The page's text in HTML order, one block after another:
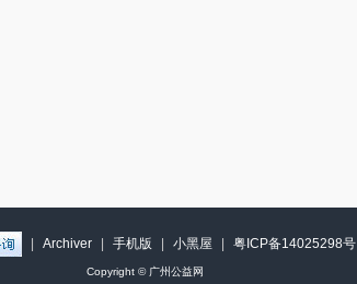
Archiver 手机版 小黑屋 粤ICP备14025298号
Copyright © 广州公益网